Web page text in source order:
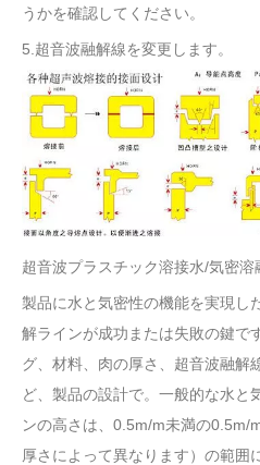
うかを確認してください。
5.超音波融解線を変更します。
超音波プラスチック溶接水/気密溶
製品に水と気密性の機能を実現し
解ラインが成功または失敗の鍵で
グ、材料、肉の厚さ、超音波融解
ど、製品の設計で。一般的な水と
ンの高さは、0.5m/m未満の0.5m/
厚さによって異なります）の範囲